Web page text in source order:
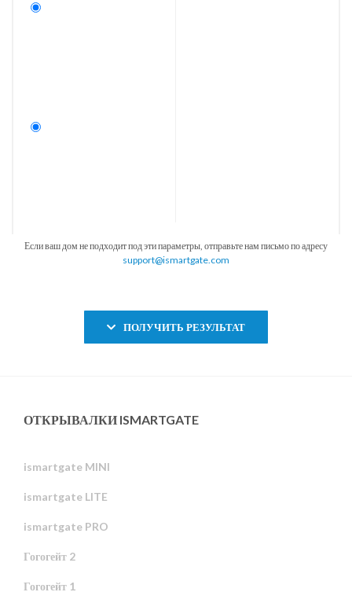
Если ваш дом не подходит под эти параметры, отправьте нам письмо по адресу
support@ismartgate.com
ПОЛУЧИТЬ РЕЗУЛЬТАТ
ОТКРЫВАЛКИ ISMARTGATE
ismartgate MINI
ismartgate LITE
ismartgate PRO
Гогогейт 2
Гогогейт 1